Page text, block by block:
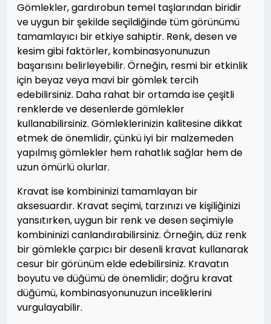
Gömlekler, gardırobun temel taşlarından biridir
ve uygun bir şekilde seçildiğinde tüm görünümü
tamamlayıcı bir etkiye sahiptir. Renk, desen ve
kesim gibi faktörler, kombinasyonunuzun
başarısını belirleyebilir. Örneğin, resmi bir etkinlik
için beyaz veya mavi bir gömlek tercih
edebilirsiniz. Daha rahat bir ortamda ise çeşitli
renklerde ve desenlerde gömlekler
kullanabilirsiniz. Gömleklerinizin kalitesine dikkat
etmek de önemlidir, çünkü iyi bir malzemeden
yapılmış gömlekler hem rahatlık sağlar hem de
uzun ömürlü olurlar.
Kravat ise kombininizi tamamlayan bir
aksesuardır. Kravat seçimi, tarzınızı ve kişiliğinizi
yansıtırken, uygun bir renk ve desen seçimiyle
kombininizi canlandırabilirsiniz. Örneğin, düz renk
bir gömlekle çarpıcı bir desenli kravat kullanarak
cesur bir görünüm elde edebilirsiniz. Kravatın
boyutu ve düğümü de önemlidir; doğru kravat
düğümü, kombinasyonunuzun inceliklerini
vurgulayabilir.